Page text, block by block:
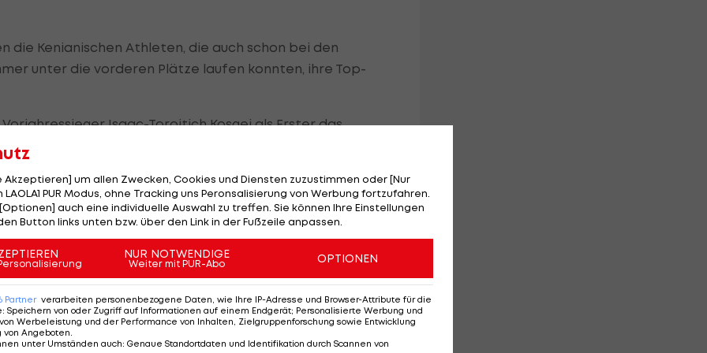
die Kenianischen Athleten, die auch schon bei den
unter die vorderen Plätze laufen konnten, ihre Top-
Isaac-Toroitich Kosgei als Erster das
Panin Surum mit 55:45 Min. vor dem Ungarn Adam, der
erreichte mit einer Laufzeit von 1:07:39 h den 23.
nach 1:08:52 Min ins Ziel und sicherte sich damit klar
Skisprunglegende, scheint den Berglaufsport für sich
Wochenende schon beim Harakiri Berglauf in
Akzeptieren] um allen Zwecken, Cookies und Diensten zuzustimmen oder [Nur
PUR Modus, ohne Tracking uns Peronsalisierung von Werbung fortzufahren.
auch eine individuelle Auswahl zu treffen. Sie können Ihre Einstellungen
Button links unten bzw. über den Link in der Fußzeile anpassen.
NUR NOTWENDIGE
Weiter mit PUR-Abo OPTIONEN
Partner verarbeiten personenbezogene Daten, wie Ihre IP-Adresse und Browser-Attribute für die
: Speichern von oder Zugriff auf Informationen auf einem Endgerät; Personalisierte Werbung und
Werbeleistung und der Performance von Inhalten, Zielgruppenforschung sowie Entwicklung
von Angeboten.
unter Umständen auch: Genaue Standortdaten und Identifikation durch Scannen von